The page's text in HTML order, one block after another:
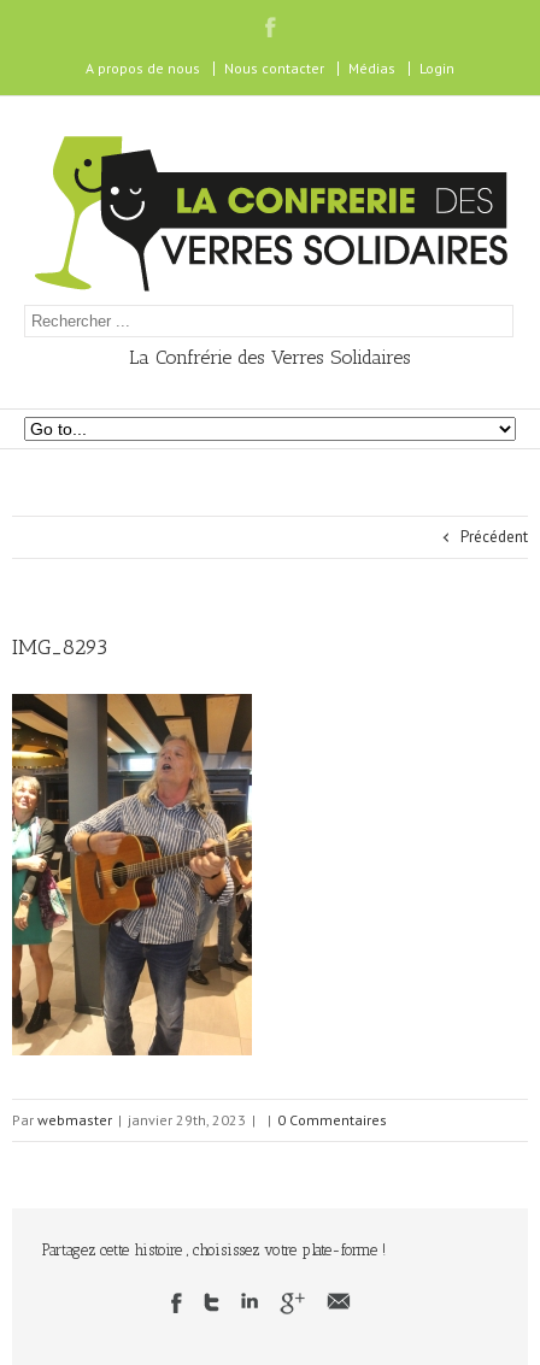
A propos de nous Nous contacter Médias Login
La Confrérie des Verres Solidaires
Précédent
IMG_8293
Par webmaster | janvier 29th, 2023 | | 0 Commentaires
Partagez cette histoire , choisissez votre plate-forme !